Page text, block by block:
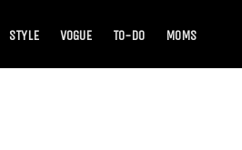
STYLE VOGUE TO-DO MOMS